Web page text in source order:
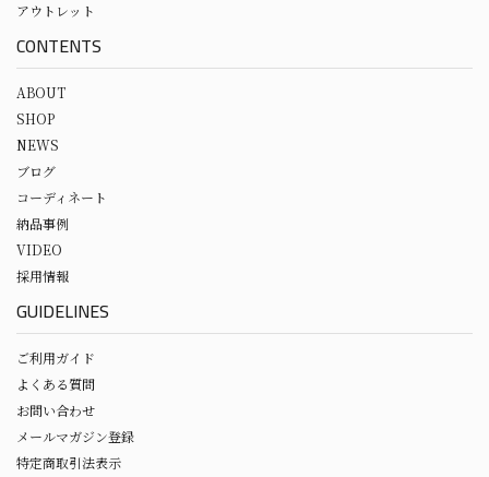
アウトレット
CONTENTS
ABOUT
SHOP
NEWS
ブログ
コーディネート
納品事例
VIDEO
採用情報
GUIDELINES
ご利用ガイド
よくある質問
お問い合わせ
メールマガジン登録
特定商取引法表示